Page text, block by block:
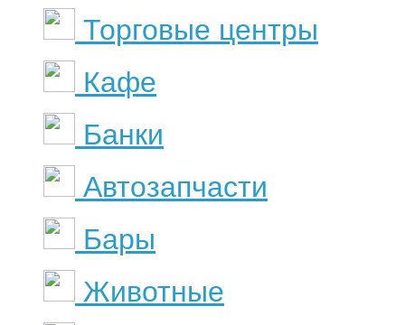
Торговые центры
Кафе
Банки
Автозапчасти
Бары
Животные